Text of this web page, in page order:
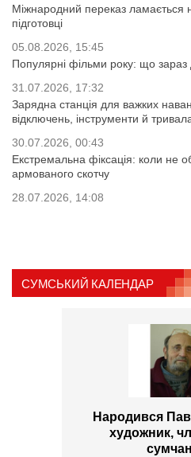
Міжнародний переказ ламається
підготовці
05.08.2026, 15:45
Популярні фільми року: що зараз
31.07.2026, 17:32
Зарядна станція для важких
відключень, інструменти й
30.07.2026, 00:43
Екстремальна фіксація: коли не
армованого скотчу
28.07.2026, 14:08
СУМСЬКИЙ КАЛЕНДАР
Народився
художник,